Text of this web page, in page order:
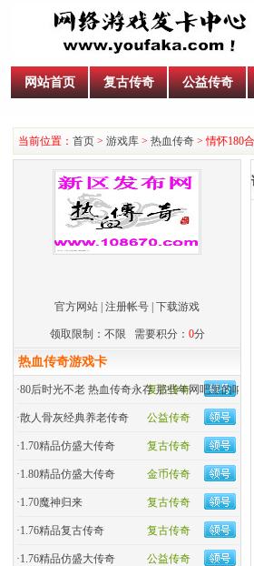
网站首页 复古传奇 公益传奇
当前位置： 首页 > 游戏库 > 热血传奇 > 情怀180
官方网站 注册帐号 下载游戏
领取限制：不限 需要积分： 0分
热血传奇游戏卡
复古传奇
·80后时光不老 热血传奇永存 那些年网吧里的呐喊
公益传奇
·散人骨灰经典养老传奇
复古传奇
·1.70精品仿盛大传奇
金币传奇
·1.80精品仿盛大传奇
复古传奇
·1.70魔神归来
复古传奇
·1.76精品复古传奇
公益传奇
·1.76精品仿盛大传奇